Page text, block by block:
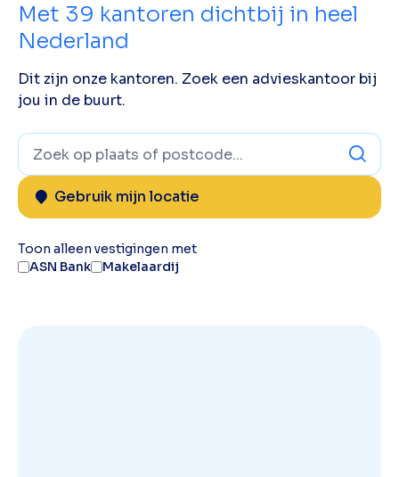
Met 39 kantoren dichtbij in heel
Nederland
Dit zijn onze kantoren. Zoek een advieskantoor bij
jou in de buurt.
Gebruik mijn locatie
Toon alleen vestigingen met
ASN Bank
Makelaardij